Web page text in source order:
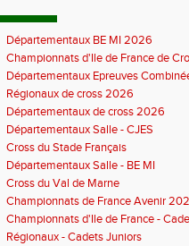
Départementaux BE MI 2026
Championnats d'Ile de France de
Départementaux Epreuves
Régionaux de cross 2026
Départementaux de cross 2026
Départementaux Salle - CJES
Cross du Stade Français
Départementaux Salle - BE MI
Cross du Val de Marne
Championnats de France Avenir
Championnats d'Ile de France -
Régionaux - Cadets Juniors